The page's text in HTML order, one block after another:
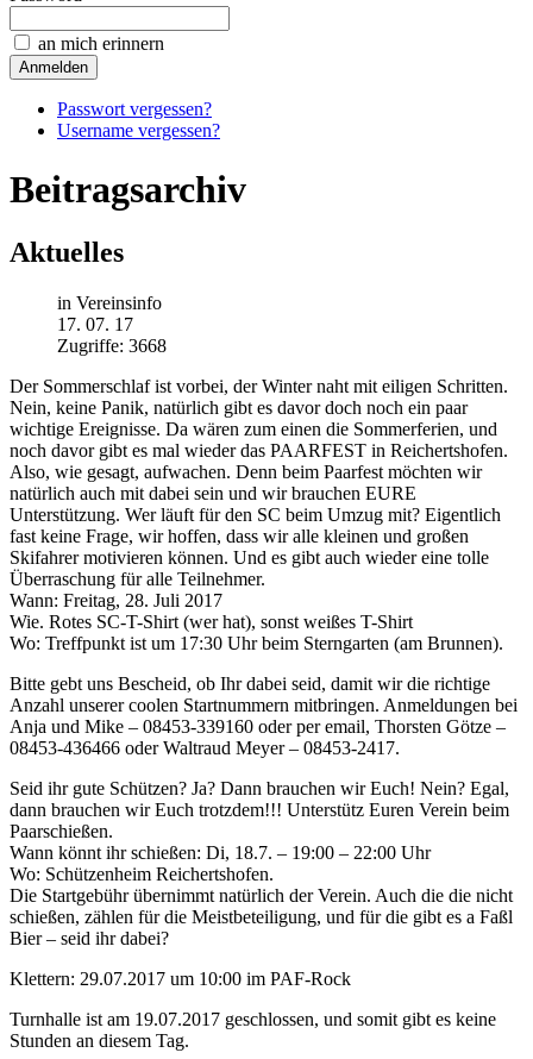
an mich erinnern
Passwort vergessen?
Username vergessen?
Beitragsarchiv
Aktuelles
in Vereinsinfo
17. 07. 17
Zugriffe: 3668
Der Sommerschlaf ist vorbei, der Winter naht mit eiligen Schritten.
Nein, keine Panik, natürlich gibt es davor doch noch ein paar
wichtige Ereignisse. Da wären zum einen die Sommerferien, und
noch davor gibt es mal wieder das PAARFEST in Reichertshofen.
Also, wie gesagt, aufwachen. Denn beim Paarfest möchten wir
natürlich auch mit dabei sein und wir brauchen EURE
Unterstützung. Wer läuft für den SC beim Umzug mit? Eigentlich
fast keine Frage, wir hoffen, dass wir alle kleinen und großen
Skifahrer motivieren können. Und es gibt auch wieder eine tolle
Überraschung für alle Teilnehmer.
Wann: Freitag, 28. Juli 2017
Wie. Rotes SC-T-Shirt (wer hat), sonst weißes T-Shirt
Wo: Treffpunkt ist um 17:30 Uhr beim Sterngarten (am Brunnen).
Bitte gebt uns Bescheid, ob Ihr dabei seid, damit wir die richtige
Anzahl unserer coolen Startnummern mitbringen. Anmeldungen bei
Anja und Mike – 08453-339160 oder per email, Thorsten Götze –
08453-436466 oder Waltraud Meyer – 08453-2417.
Seid ihr gute Schützen? Ja? Dann brauchen wir Euch! Nein? Egal,
dann brauchen wir Euch trotzdem!!! Unterstütz Euren Verein beim
Paarschießen.
Wann könnt ihr schießen: Di, 18.7. – 19:00 – 22:00 Uhr
Wo: Schützenheim Reichertshofen.
Die Startgebühr übernimmt natürlich der Verein. Auch die die nicht
schießen, zählen für die Meistbeteiligung, und für die gibt es a Faßl
Bier – seid ihr dabei?
Klettern: 29.07.2017 um 10:00 im PAF-Rock
Turnhalle ist am 19.07.2017 geschlossen, und somit gibt es keine
Stunden an diesem Tag.